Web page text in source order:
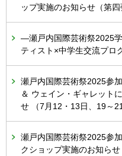
ップ実施のお知らせ（第
―瀬戸内国際芸術祭2025
ティスト×中学生交流プロ
瀬戸内国際芸術祭2025参
＆ ウェイン・ギャレット
せ （7月12・13日、19～21
瀬戸内国際芸術祭2025参
クショップ実施のお知ら